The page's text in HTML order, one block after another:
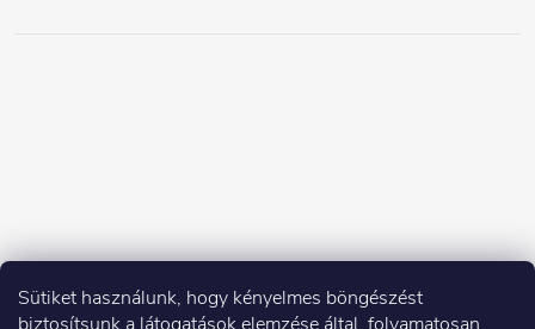
Sütiket használunk, hogy kényelmes böngészést